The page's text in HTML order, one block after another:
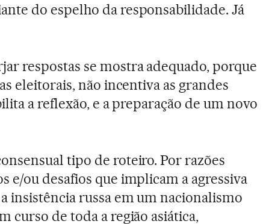
do espelho da responsabilidade. Já
respostas se mostra adequado, porque
eleitorais, não incentiva as grandes
a reflexão, e a preparação de um novo
tipo de roteiro. Por razões
e/ou desafios que implicam a agressiva
insistência russa em um nacionalismo
curso de toda a região asiática,